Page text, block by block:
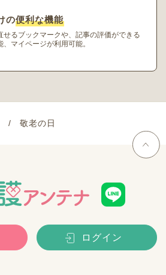
の便利な機能
せるブックマークや、記事の評価ができる
、マイページが利用可能。
敬老の日
ログイン